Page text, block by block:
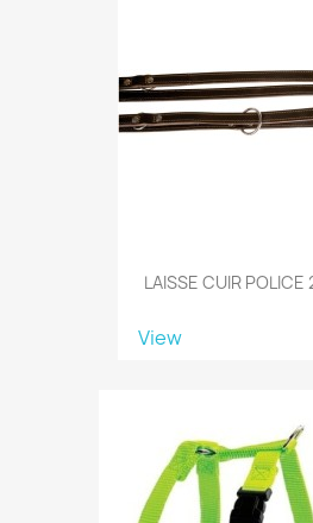
LAISSE CUIR POLICE
View